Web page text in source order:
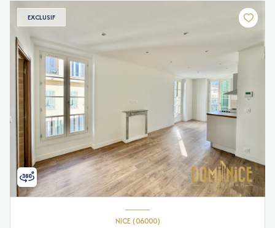
EXCLUSIF
NICE (06000)